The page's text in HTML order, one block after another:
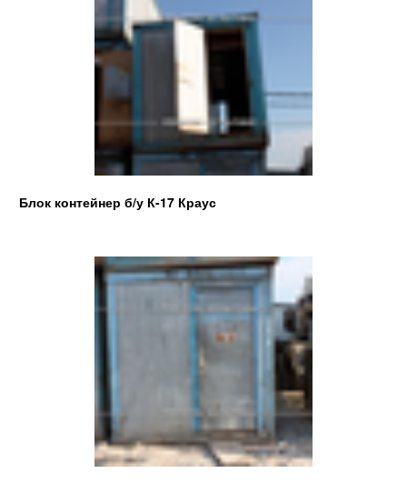
Блок контейнер б/у К-17 Краус